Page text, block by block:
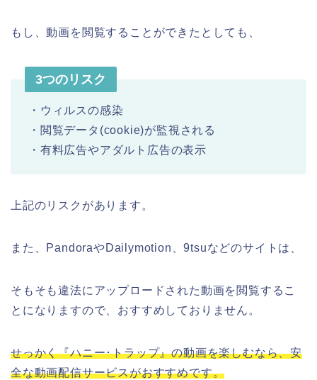
もし、動画を閲覧することができたとしても、
3つのリスク
・ウィルスの感染
・閲覧データ(cookie)が監視される
・有料広告やアダルト広告の表示
上記のリスクがあります。
また、PandoraやDailymotion、9tsuなどのサイトは、
そもそも違法にアップロードされた動画を閲覧するこ
とになりますので、おすすめしておりません。
せっかく『ハニー･トラップ』の動画を楽しむなら、安
全な動画配信サービスがおすすめです。